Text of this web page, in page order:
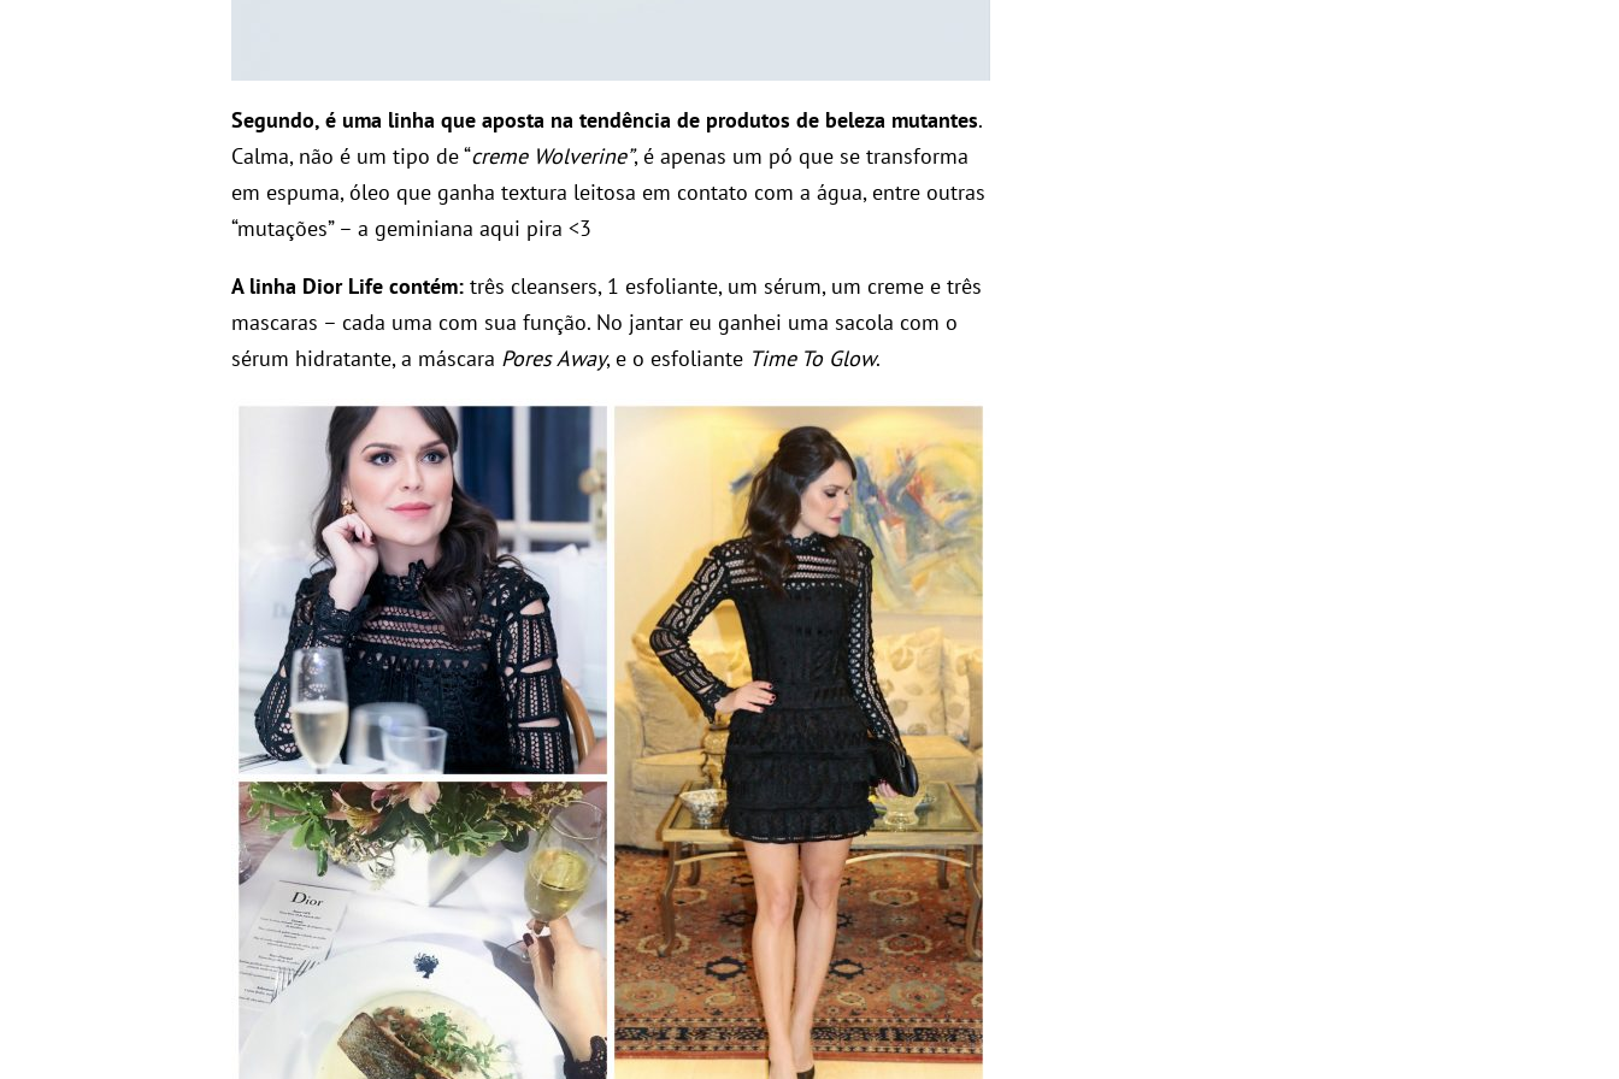
Segundo, é uma linha que aposta na tendência de produtos de beleza mutantes.
Calma, não é um tipo de “creme Wolverine”, é apenas um pó que se transforma
em espuma, óleo que ganha textura leitosa em contato com a água, entre outras
“mutações” – a geminiana aqui pira <3
A linha Dior Life contém: três cleansers, 1 esfoliante, um sérum, um creme e três
mascaras – cada uma com sua função. No jantar eu ganhei uma sacola com o
sérum hidratante, a máscara Pores Away, e o esfoliante Time To Glow.